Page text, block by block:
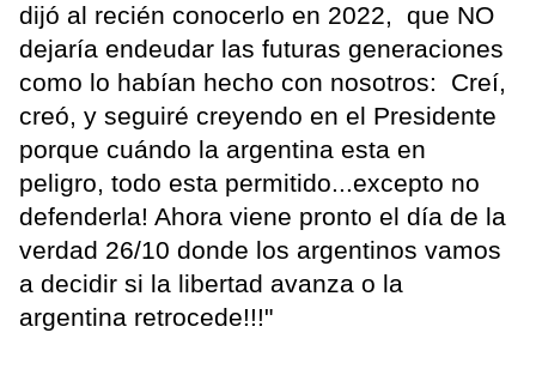
dijó al recién conocerlo en 2022, que NO
dejaría endeudar las futuras generaciones
como lo habían hecho con nosotros: Creí,
creó, y seguiré creyendo en el Presidente
porque cuándo la argentina esta en
peligro, todo esta permitido...excepto no
defenderla! Ahora viene pronto el día de la
verdad 26/10 donde los argentinos vamos
a decidir si la libertad avanza o la
argentina retrocede!!!"